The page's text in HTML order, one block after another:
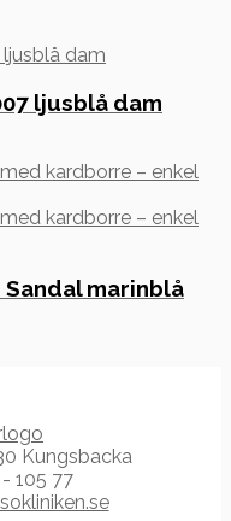
ljusblå dam
marinblå
Kungsbacka
105 77